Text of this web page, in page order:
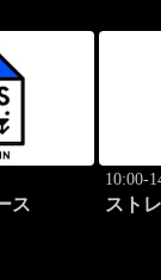
ス
10:00-
スト